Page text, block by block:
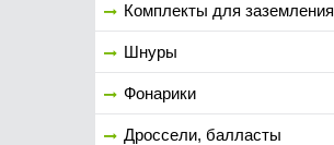
Комплекты для заземления
Шнуры
Фонарики
Дроссели, балласты